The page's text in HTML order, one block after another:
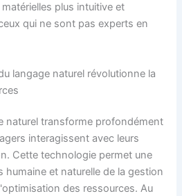
plus intuitive et
qui ne sont pas experts en
langage naturel révolutionne la
naturel transforme profondément
interagissent avec leurs
Cette technologie permet une
humaine et naturelle de la gestion
des ressources. Au